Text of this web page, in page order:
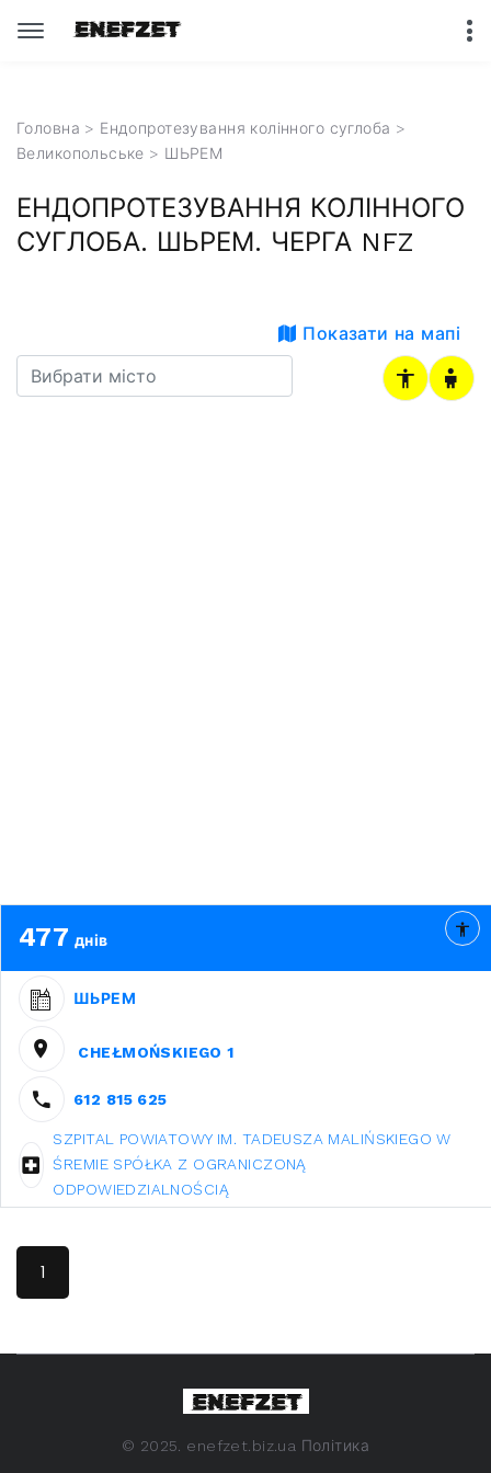
Головна > Ендопротезування колінного суглоба >
Великопольське > ШЬРЕМ
ЕНДОПРОТЕЗУВАННЯ КОЛІННОГО
СУГЛОБА. ШЬРЕМ. ЧЕРГА NFZ
Показати на мапі
477 днів
ШЬРЕМ
CHEŁMOŃSKIEGO 1
612 815 625
SZPITAL POWIATOWY IM. TADEUSZA MALIŃSKIEGO W
ŚREMIE SPÓŁKA Z OGRANICZONĄ
ODPOWIEDZIALNOŚCIĄ
1
© 2025. enefzet.biz.ua Політика